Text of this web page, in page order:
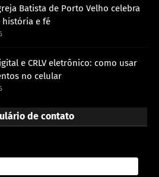
Batista de Porto Velho celebra
história e fé
e CRLV eletrônico: como usar
no celular
de contato